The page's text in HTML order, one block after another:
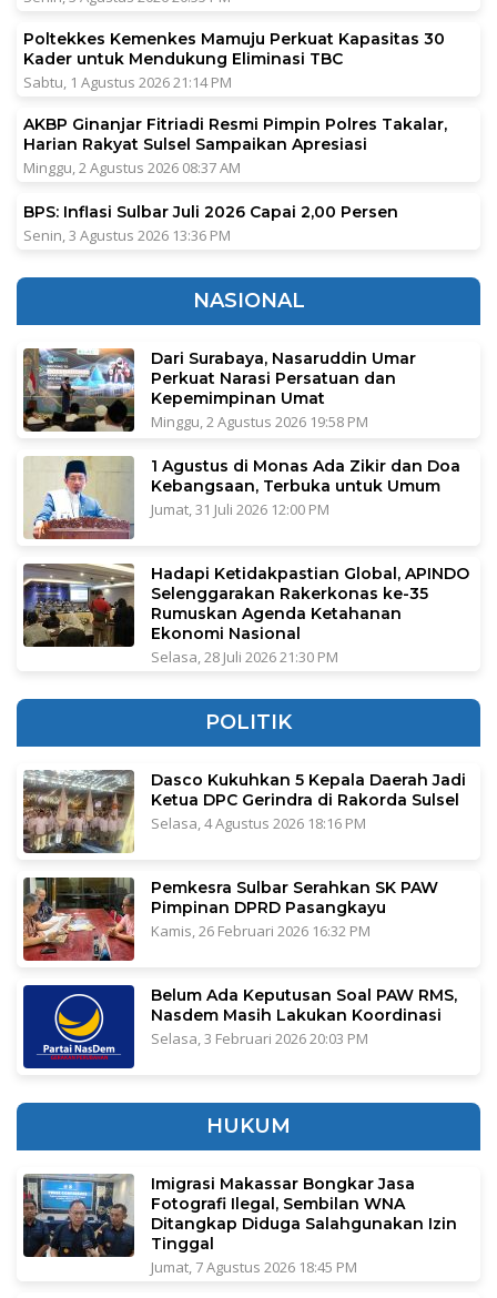
Poltekkes Kemenkes Mamuju Perkuat Kapasitas 30
Kader untuk Mendukung Eliminasi TBC
Sabtu, 1 Agustus 2026 21:14 PM
AKBP Ginanjar Fitriadi Resmi Pimpin Polres Takalar,
Harian Rakyat Sulsel Sampaikan Apresiasi
Minggu, 2 Agustus 2026 08:37 AM
BPS: Inflasi Sulbar Juli 2026 Capai 2,00 Persen
Senin, 3 Agustus 2026 13:36 PM
NASIONAL
Dari Surabaya, Nasaruddin Umar
Perkuat Narasi Persatuan dan
Kepemimpinan Umat
Minggu, 2 Agustus 2026 19:58 PM
1 Agustus di Monas Ada Zikir dan Doa
Kebangsaan, Terbuka untuk Umum
Jumat, 31 Juli 2026 12:00 PM
Hadapi Ketidakpastian Global, APINDO
Selenggarakan Rakerkonas ke-35
Rumuskan Agenda Ketahanan
Ekonomi Nasional
Selasa, 28 Juli 2026 21:30 PM
POLITIK
Dasco Kukuhkan 5 Kepala Daerah Jadi
Ketua DPC Gerindra di Rakorda Sulsel
Selasa, 4 Agustus 2026 18:16 PM
Pemkesra Sulbar Serahkan SK PAW
Pimpinan DPRD Pasangkayu
Kamis, 26 Februari 2026 16:32 PM
Belum Ada Keputusan Soal PAW RMS,
Nasdem Masih Lakukan Koordinasi
Selasa, 3 Februari 2026 20:03 PM
HUKUM
Imigrasi Makassar Bongkar Jasa
Fotografi Ilegal, Sembilan WNA
Ditangkap Diduga Salahgunakan Izin
Tinggal
Jumat, 7 Agustus 2026 18:45 PM